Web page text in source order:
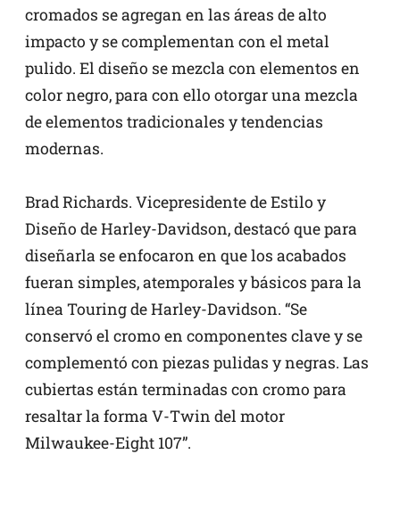
cromados se agregan en las áreas de alto
impacto y se complementan con el metal
pulido. El diseño se mezcla con elementos en
color negro, para con ello otorgar una mezcla
de elementos tradicionales y tendencias
modernas.
Brad Richards. Vicepresidente de Estilo y
Diseño de Harley-Davidson, destacó que para
diseñarla se enfocaron en que los acabados
fueran simples, atemporales y básicos para la
línea Touring de Harley-Davidson. “Se
conservó el cromo en componentes clave y se
complementó con piezas pulidas y negras. Las
cubiertas están terminadas con cromo para
resaltar la forma V-Twin del motor
Milwaukee-Eight 107”.